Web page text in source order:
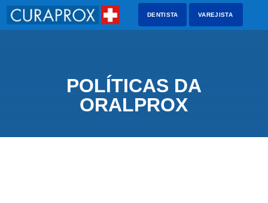
DENTISTA VAREJISTA
POLÍTICAS DA
ORALPROX